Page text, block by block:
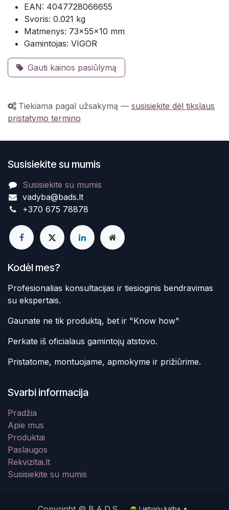
EAN: 4047728066655
Svoris: 0.021 kg
Matmenys: 73×55×10 mm
Gamintojas: VIGOR
Gauti kainos pasiūlymą
Tiekiama pagal užsakymą — susisiekite dėl tikslaus
pristatymo termino
Susisiekite su mumis
Susisiekite su mumis
vadyba@bads.lt
+370 675 78878
Kodėl mes?
Profesionalias konsultacijas ir tiesioginis bendravimas
su ekspertais.
Gaunate ne tik produktą, bet ir "Know how"
Perkate iš oficialaus gamintojų atstovo.
Pristatome, montuojame, apmokyme ir prižiūrime.
Svarbi informacija
Pradžia
Apie mus
Produktai
Paslaugos
Rekvizitai.lt
Susisiekite su mumis